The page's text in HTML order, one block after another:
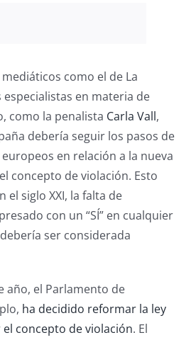
como el de La
especialistas en materia de
como la penalista Carla Vall,
debería seguir los pasos de
en relación a la nueva
concepto de violación. Esto
el siglo XXI, la falta de
con un “SÍ” en cualquier
ser considerada
año, el Parlamento de
ha decidido reformar la ley
concepto de violación. El